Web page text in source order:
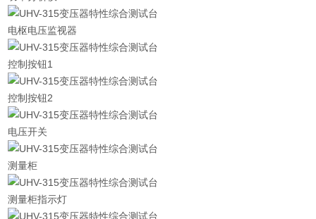
电枢电压监视器
控制按钮1
控制按钮2
电压开关
测量柜
测量柜指示灯